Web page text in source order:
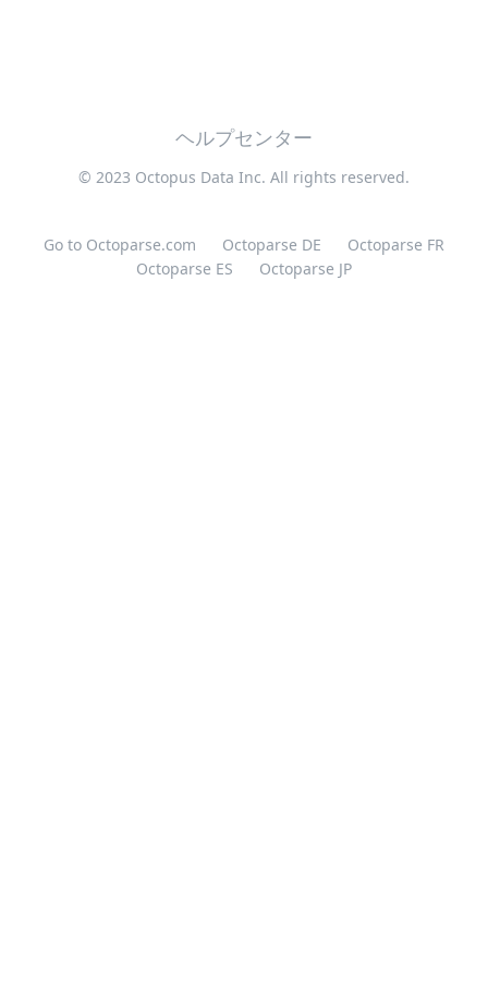
ヘルプセンター
© 2023 Octopus Data Inc. All rights reserved.
Go to Octoparse.com Octoparse DE
Octoparse FR
Octoparse ES
Octoparse JP